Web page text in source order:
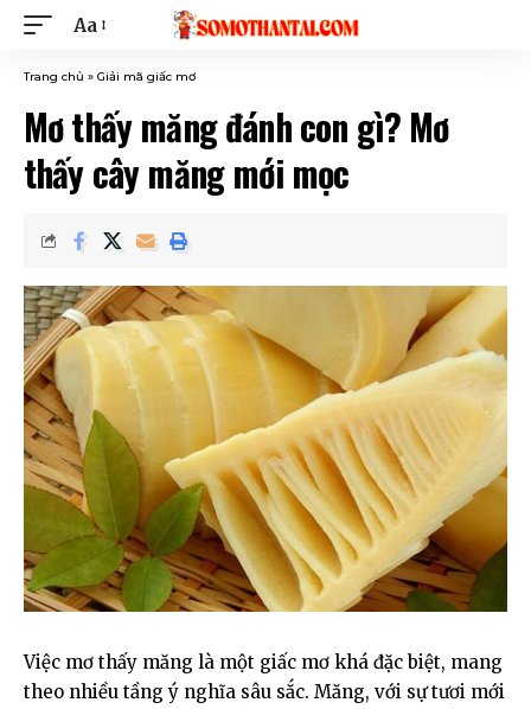
Aa
Trang chủ » Giải mã giấc mơ
Mơ thấy măng đánh con gì? Mơ
thấy cây măng mới mọc
Việc mơ thấy măng là một giấc mơ khá đặc biệt, mang
theo nhiều tầng ý nghĩa sâu sắc. Măng, với sự tươi mới